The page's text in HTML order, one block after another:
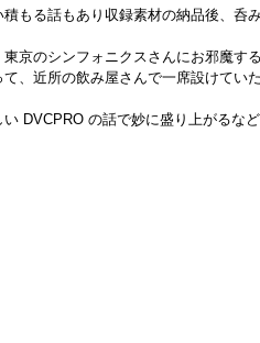
もる話もあり収録素材の納品後、呑み
京のシンフォニクスさんにお邪魔す
、近所の飲み屋さんで一席設けてい
DVCPRO の話で妙に盛り上がるな